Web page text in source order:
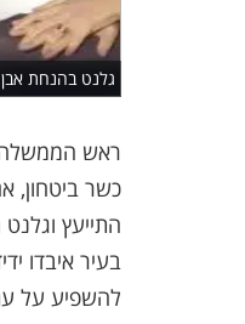
גלנט בהנחת אבן
ראש הממשלה
כשר ביטחון,
התייעץ
בעיר איבדו
להשפיע על